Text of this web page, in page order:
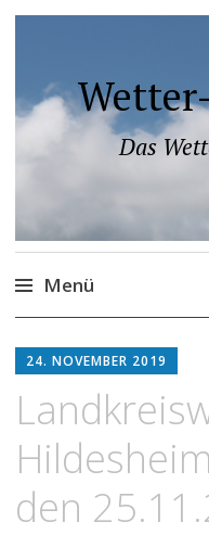
Das
Menü
Inhalt
24. NOVEMBER 2019
den